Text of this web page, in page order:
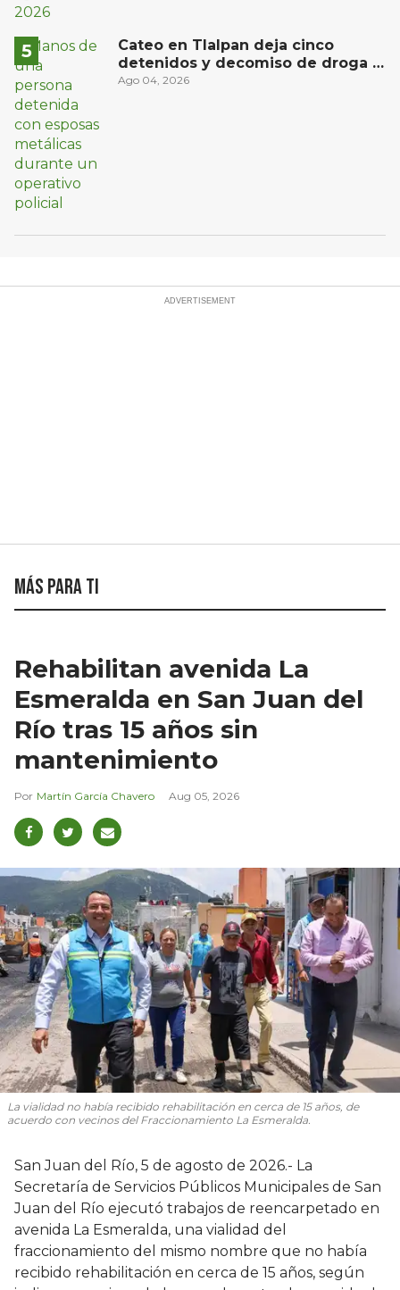
Cateo en Tlalpan deja cinco
detenidos y decomiso de droga y
un arma
Ago 04, 2026
Más para ti
Rehabilitan avenida La
Esmeralda en San Juan del
Río tras 15 años sin
mantenimiento
Martín García Chavero Aug 05, 2026
La vialidad no había recibido rehabilitación en cerca de 15 años, de
acuerdo con vecinos del Fraccionamiento La Esmeralda.
San Juan del Río, 5 de agosto de 2026.- La
Secretaría de Servicios Públicos Municipales de San
Juan del Río ejecutó trabajos de reencarpetado en
avenida La Esmeralda, una vialidad del
fraccionamiento del mismo nombre que no había
recibido rehabilitación en cerca de 15 años, según